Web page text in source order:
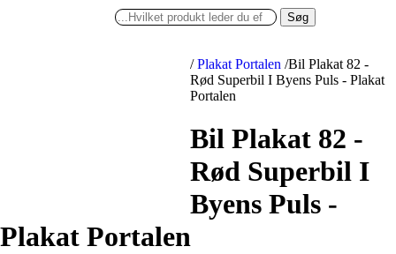
Søg
/ Plakat Portalen /Bil Plakat 82 -
Rød Superbil I Byens Puls - Plakat
Portalen
Bil Plakat 82 -
Rød Superbil I
Byens Puls -
Plakat Portalen